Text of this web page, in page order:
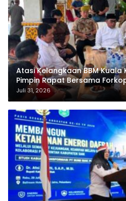
Atasi Kelangkaan BBM Kuala
Pimpin Rapat Bersama
Pertamina
Juli 31, 2026